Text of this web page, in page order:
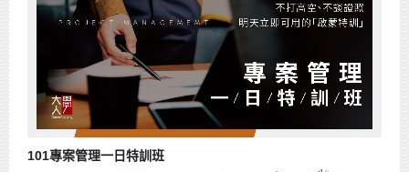
101專案管理一日特訓班